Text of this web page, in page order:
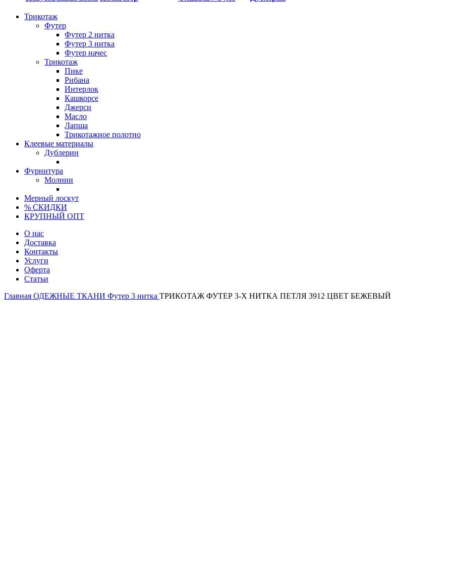
Трикотаж
Футер
Футер 2 нитка​
Футер 3 нитка​
Футер начес
Трикотаж
Пике
Рибана
Интерлок
Кашкорсе
Джерси
Масло
Лапша
Трикотажное полотно
Клеевые материалы
Дублерин
Фурнитура
Молнии
Мерный лоскут
% СКИДКИ
КРУПНЫЙ ОПТ
О нас
Доставка
Контакты
Услуги
Оферта
Статьи
Главная ОДЕЖНЫЕ ТКАНИ Футер 3 нитка ТРИКОТАЖ ФУТЕР 3-Х НИТКА ПЕТЛЯ 3912 ЦВЕТ БЕЖЕВЫЙ